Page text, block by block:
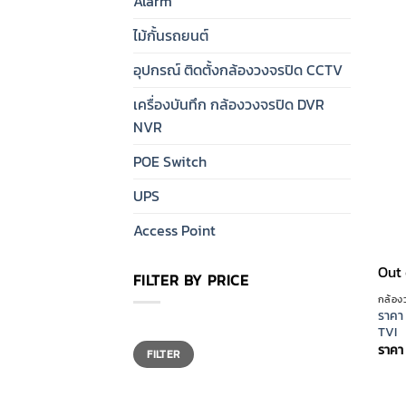
ไม้กั้นรถยนต์
อุปกรณ์ ติดตั้งกล้องวงจรปิด CCTV
เครื่องบันทึก กล้องวงจรปิด DVR
NVR
POE Switch
UPS
Access Point
FILTER BY PRICE
FILTER
Out
กล้อง
ราค
TVI
ราคา